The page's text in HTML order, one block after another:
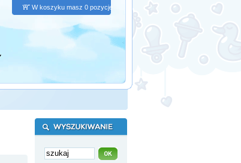
W koszyku masz 0 pozycje